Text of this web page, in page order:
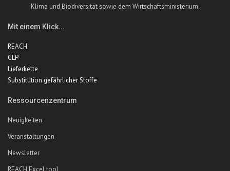
Klima und Biodiversität sowie dem Wirtschaftsministerium.
Mit einem Klick...
REACH
CLP
Lieferkette
Substitution gefährlicher Stoffe
Ressourcenzentrum
Neuigkeiten
Veranstaltungen
Newsletter
REACH Excel tool